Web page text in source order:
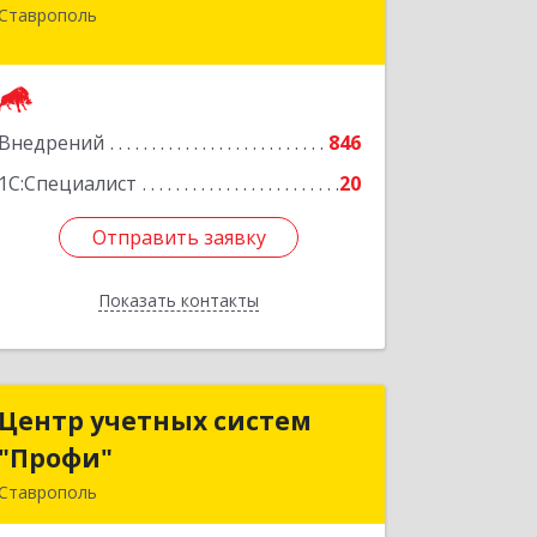
Внедрений
846
1С:Специалист
20
Отправить заявку
Показать контакты
355002, Ставропольский край,
Подробнее
Отправить заявку
Назад
Центр учетных систем
"Профи"
Центр учетных систем